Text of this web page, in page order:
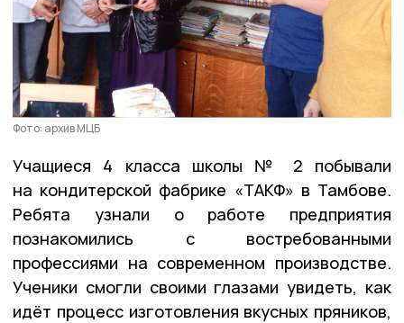
Фото: архив МЦБ
Учащиеся 4 класса школы № 2 побывали
на кондитерской фабрике «ТАКФ» в Тамбове.
Ребята узнали о работе предприятия
познакомились с востребованными
профессиями на современном производстве.
Ученики смогли своими глазами увидеть, как
идёт процесс изготовления вкусных пряников,